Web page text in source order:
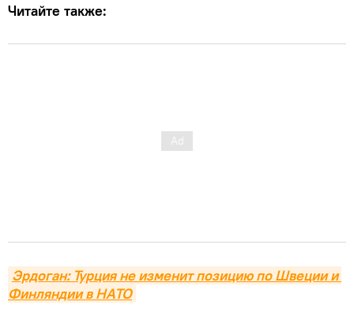
Читайте также:
Эрдоган: Турция не изменит позицию по Швеции и
Финляндии в НАТО